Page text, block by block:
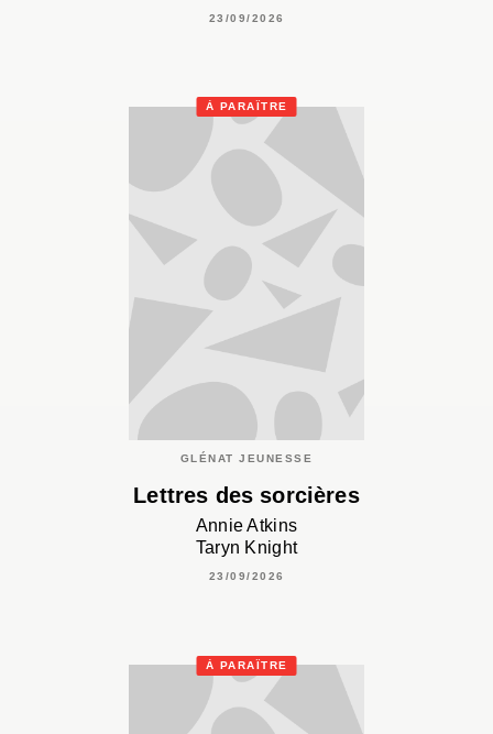
23/09/2026
À PARAÎTRE
GLÉNAT JEUNESSE
Lettres des sorcières
Annie Atkins
Taryn Knight
23/09/2026
À PARAÎTRE